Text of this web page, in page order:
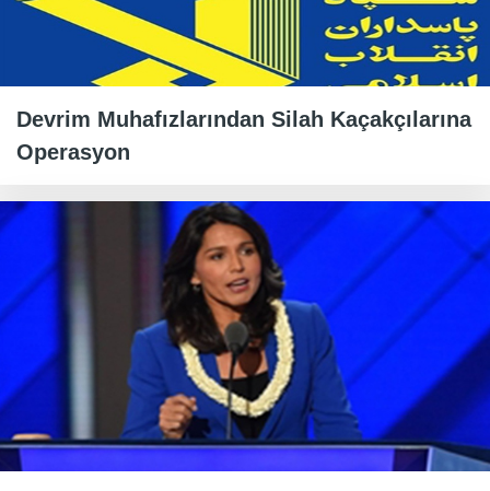
Devrim Muhafızlarından Silah Kaçakçılarına
Operasyon